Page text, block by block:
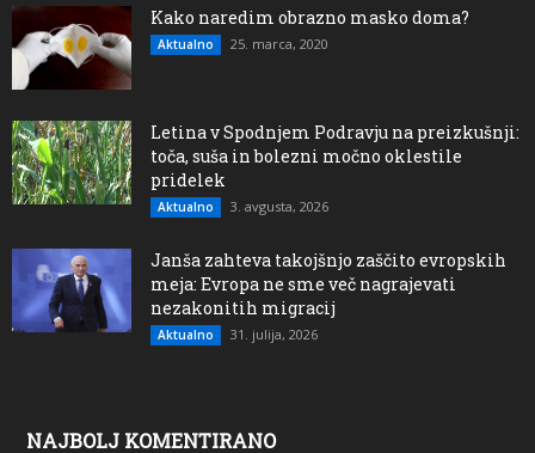
Kako naredim obrazno masko doma?
Aktualno 25. marca, 2020
Letina v Spodnjem Podravju na preizkušnji:
toča, suša in bolezni močno oklestile
pridelek
Aktualno 3. avgusta, 2026
Janša zahteva takojšnjo zaščito evropskih
meja: Evropa ne sme več nagrajevati
nezakonitih migracij
Aktualno 31. julija, 2026
NAJBOLJ KOMENTIRANO